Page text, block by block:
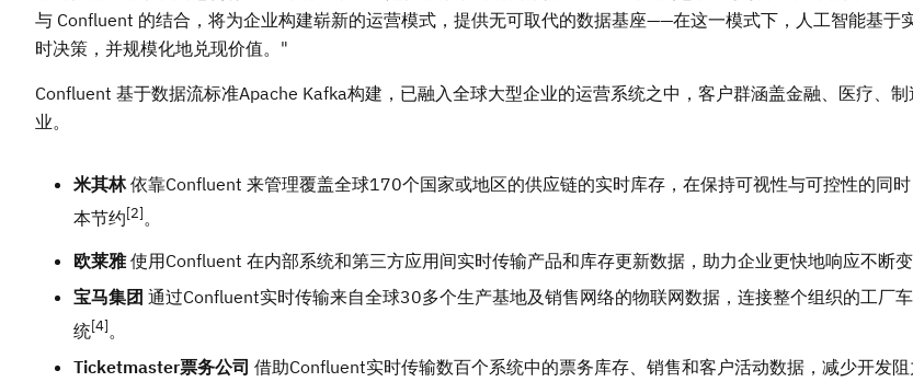
与 Confluent 的结合，将为企业构建崭新的运营模式，提供无可取代的数据基座——在这一模式下，人工智能基于
时决策，并规模化地兑现价值。"
Confluent 基于数据流标准Apache Kafka构建，已融入全球大型企业的运营系统之中，客户群涵盖金融、医疗、
业。
米其林依靠Confluent 来管理覆盖全球170个国家或地区的供应链的实时库存，在保持可视性与可控性的同
本节约[2]。
欧莱雅使用Confluent 在内部系统和第三方应用间实时传输产品和库存更新数据，助力企业更快地响应不断
宝马集团 通过Confluent实时传输来自全球30多个生产基地及销售网络的物联网数据，连接整个组织的工厂
统[4]。
Ticketmaster票务公司 借助Confluent实时传输数百个系统中的票务库存、销售和客户活动数据，减少开发